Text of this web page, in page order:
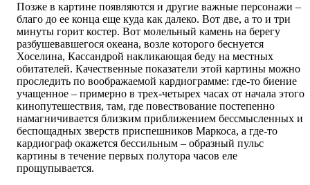
Позже в картине появляются и другие важные персонажи –
благо до ее конца еще куда как далеко. Вот две, а то и три
минуты горит костер. Вот молельный камень на берегу
разбушевавшегося океана, возле которого беснуется
Хоселина, Кассандрой накликающая беду на местных
обитателей. Качественные показатели этой картины можно
проследить по воображаемой кардиограмме: где-то биение
учащенное – примерно в трех-четырех часах от начала этого
кинопутешествия, там, где повествование постепенно
намагничивается близким приближением бессмысленных и
беспощадных зверств приспешников Маркоса, а где-то
кардиограф окажется бессильным – образный пульс
картины в течение первых полутора часов еле
прощупывается.